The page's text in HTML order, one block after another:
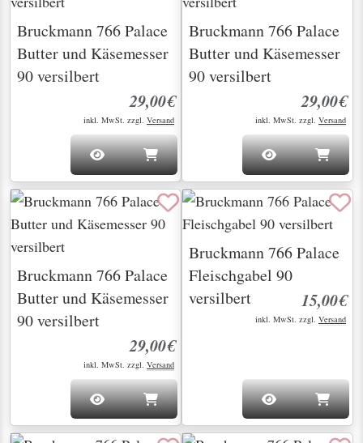
Bruckmann 766 Palace
Butter und Käsemesser
90 versilbert
29,00€
inkl. MwSt. zzgl. Versand
Bruckmann 766 Palace
Butter und Käsemesser
90 versilbert
29,00€
inkl. MwSt. zzgl. Versand
Bruckmann 766 Palace
Butter und Käsemesser
90 versilbert
29,00€
inkl. MwSt. zzgl. Versand
Bruckmann 766 Palace
Fleischgabel 90
versilbert
15,00€
inkl. MwSt. zzgl. Versand